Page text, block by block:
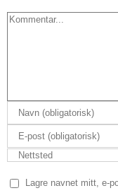
Comment
Lagre navnet mitt, e-